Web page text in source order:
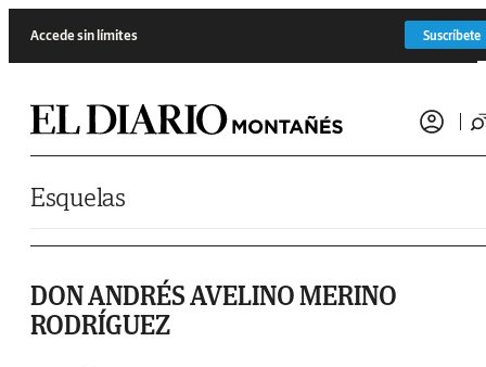
Accede sin límites Suscríbete
Esquelas
DON ANDRÉS AVELINO MERINO
RODRÍGUEZ